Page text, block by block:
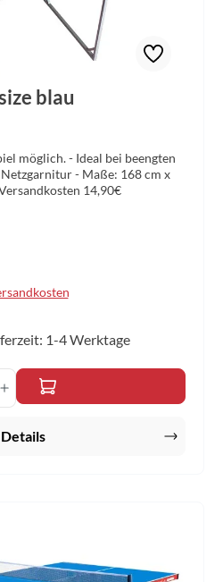
blau
bei beengten
- Maße: 168 cm x
14,90€
1-4 Werktage
den gewünschten
Details